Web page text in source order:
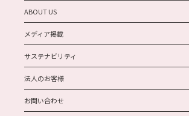
ABOUT US
メディア掲載
サステナビリティ
法人のお客様
お問い合わせ